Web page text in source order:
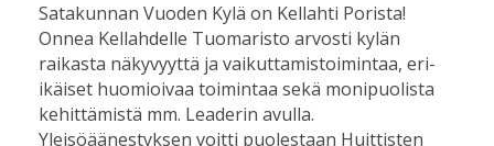
Satakunnan Vuoden Kylä on Kellahti Porista!
Onnea Kellahdelle Tuomaristo arvosti kylän
raikasta näkyvyyttä ja vaikuttamistoimintaa, eri-
ikäiset huomioivaa toimintaa sekä monipuolista
kehittämistä mm. Leaderin avulla.
Yleisöäänestyksen voitti puolestaan Huittisten